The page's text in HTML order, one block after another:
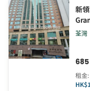
新
荃灣
租金: